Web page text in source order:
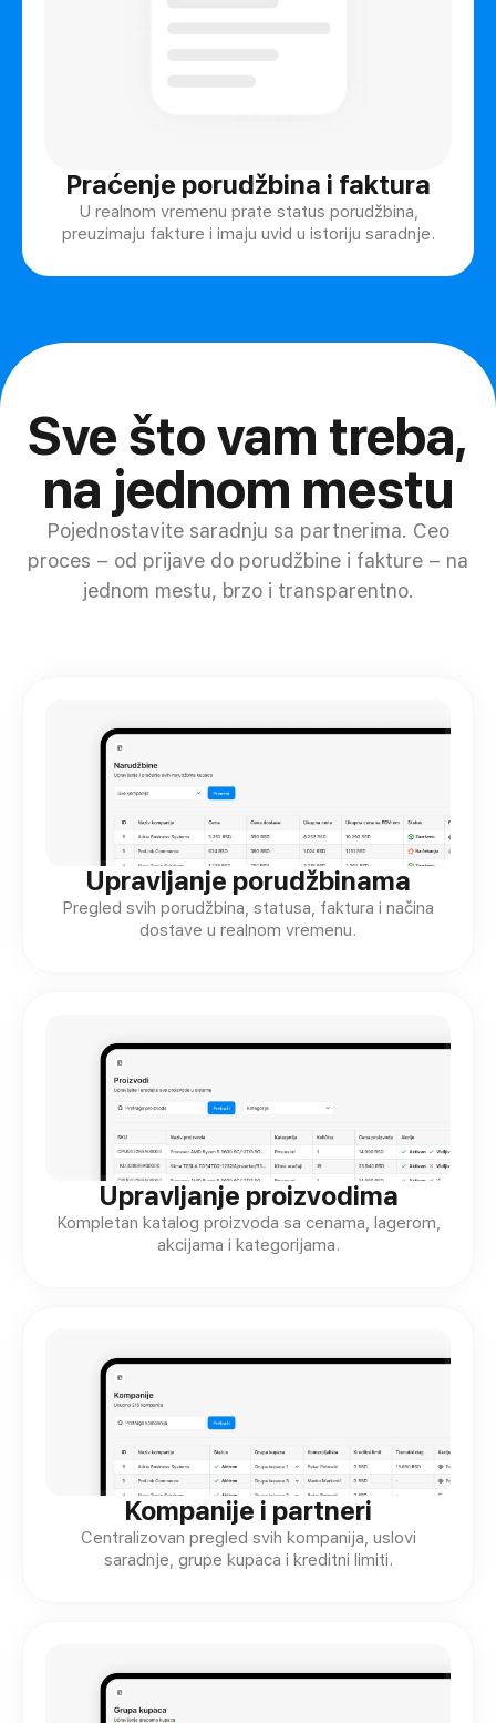
Praćenje porudžbina i faktura
U realnom vremenu prate status porudžbina,
preuzimaju fakture i imaju uvid u istoriju saradnje.
Sve što vam treba,
na jednom mestu
Pojednostavite saradnju sa partnerima. Ceo
proces – od prijave do porudžbine i fakture – na
jednom mestu, brzo i transparentno.
Upravljanje porudžbinama
Pregled svih porudžbina, statusa, faktura i načina
dostave u realnom vremenu.
Upravljanje proizvodima
Kompletan katalog proizvoda sa cenama, lagerom,
akcijama i kategorijama.
Kompanije i partneri
Centralizovan pregled svih kompanija, uslovi
saradnje, grupe kupaca i kreditni limiti.